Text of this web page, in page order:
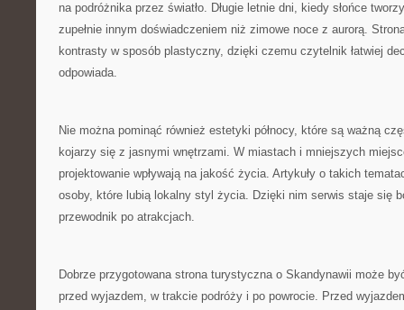
na podróżnika przez światło. Długie letnie dni, kiedy słońce
zupełnie innym doświadczeniem niż zimowe noce z aurorą.
kontrasty w sposób plastyczny, dzięki czemu czytelnik łatwiej
odpowiada.
Nie można pominąć również estetyki północy, które są ważną
kojarzy się z jasnymi wnętrzami. W miastach i mniejszych
projektowanie wpływają na jakość życia. Artykuły o takich
osoby, które lubią lokalny styl życia. Dzięki nim serwis staje się
przewodnik po atrakcjach.
Dobrze przygotowana strona turystyczna o Skandynawii może
przed wyjazdem, w trakcie podróży i po powrocie. Przed